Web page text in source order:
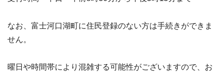
なお、富士河口湖町に住民登録のない方は手続きができま
せん。
曜日や時間帯により混雑する可能性がございますので、お